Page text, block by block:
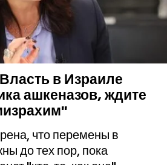
в Израиле
ашкеназов, ждите
что перемены в
до тех пор, пока